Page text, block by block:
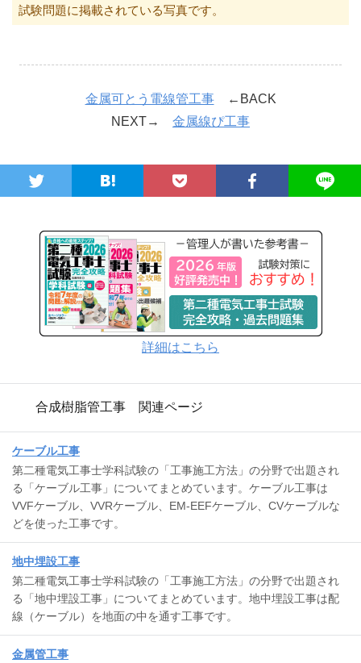
試験問題に掲載されている写真です。
金属可とう電線管工事←BACK
NEXT→ 金属線ぴ工事
詳細はこちら
合成樹脂管工事 関連ページ
ケーブル工事
第二種電気工事士学科試験の「工事施工方法」の分野で出題され
る「ケーブル工事」についてまとめています。ケーブル工事は
VVFケーブル、VVRケーブル、EM-EEFケーブル、CVケーブルな
どを使った工事です。
地中埋設工事
第二種電気工事士学科試験の「工事施工方法」の分野で出題され
る「地中埋設工事」についてまとめています。地中埋設工事は配
線（ケーブル）を地面の中を通す工事です。
金属管工事